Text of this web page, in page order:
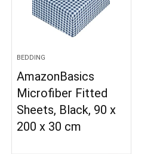
BEDDING
AmazonBasics
Microfiber Fitted
Sheets, Black, 90 x
200 x 30 cm